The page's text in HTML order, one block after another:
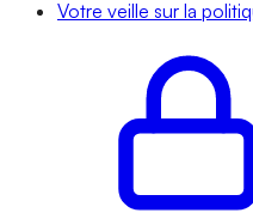
Votre veille sur la